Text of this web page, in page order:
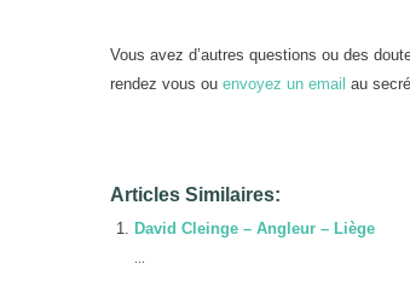
Vous avez d’autres questions ou des
rendez vous ou envoyez un email au
Articles Similaires:
David Cleinge – Angleur – Liège